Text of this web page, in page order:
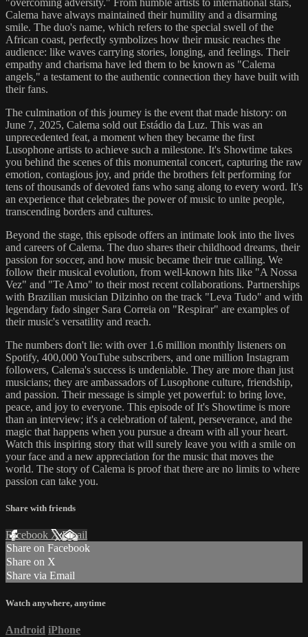
Calema have always maintained their humility and a disarming
smile. The duo's name, which refers to the special swell of the
African coast, perfectly symbolizes how their music reaches the
audience: like waves carrying stories, longing, and feelings. Their
empathy and charisma have led them to be known as "Calema
angels," a testament to the authentic connection they have built with
their fans.
The culmination of this journey is the event that made history: on
June 7, 2025, Calema sold out Estádio da Luz. This was an
unprecedented feat, a moment when they became the first
Lusophone artists to achieve such a milestone. It's Showtime takes
you behind the scenes of this monumental concert, capturing the raw
emotion, contagious joy, and pride the brothers felt performing for
tens of thousands of devoted fans who sang along to every word. It's
an experience that celebrates the power of music to unite people,
transcending borders and cultures.
Beyond the stage, this episode offers an intimate look into the lives
and careers of Calema. The duo shares their childhood dreams, their
passion for soccer, and how music became their true calling. We
follow their musical evolution, from well-known hits like "A Nossa
Vez" and "Te Amo" to their most recent collaborations. Partnerships
with Brazilian musician Dilzinho on the track "Leva Tudo" and with
legendary fado singer Sara Correia on "Respirar" are examples of
their music's versatility and reach.
The numbers don't lie: with over 1.6 million monthly listeners on
Spotify, 400,000 YouTube subscribers, and one million Instagram
followers, Calema's success is undeniable. They are more than just
musicians; they are ambassadors of Lusophone culture, friendship,
and passion. Their message is simple yet powerful: to bring love,
peace, and joy to everyone. This episode of It's Showtime is more
than an interview; it's a celebration of talent, perseverance, and the
magic that happens when you pursue a dream with all your heart.
Watch this inspiring story that will surely leave you with a smile on
your face and a new appreciation for the music that moves the
world. The story of Calema is proof that there are no limits to where
passion can take you.
Share with friends
Facebook XEmail
Share on Facebook
Share on X
Share via Email
Watch anywhere, anytime
Android iPhone